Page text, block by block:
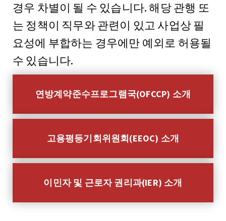
경우 차별이 될 수 있습니다. 해당 관행 또
는 정책이 직무와 관련이 있고 사업상 필
요성에 부합하는 경우에만 예외로 허용될
수 있습니다.
연방계약준수프로그램국(OFCCP) 소개
고용평등기회위원회(EEOC) 소개
이민자 및 근로자 권리과(IER) 소개